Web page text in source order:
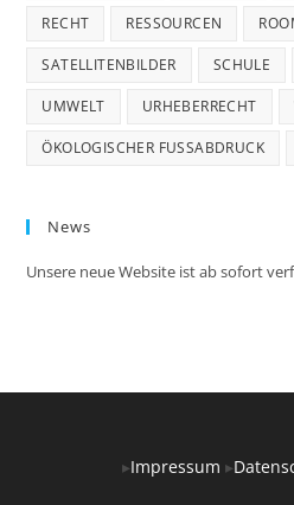
RECHT RESSOURCEN
SATELLITENBILDER SCHULE
UMWELT URHEBERRECHT
ÖKOLOGISCHER FUSSABDRUCK
News
Unsere neue Website ist ab sofort
▸Impressum ▸